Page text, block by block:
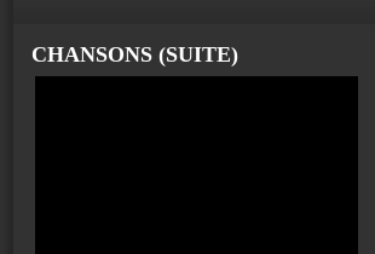
CHANSONS (SUITE)